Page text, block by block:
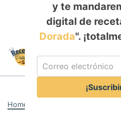
content
Home
y te
digital de
Dorada".